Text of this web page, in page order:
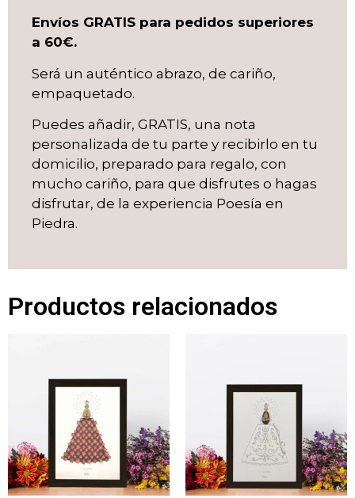
Envíos GRATIS para pedidos superiores
a 60€.
Será un auténtico abrazo, de cariño,
empaquetado.
Puedes añadir, GRATIS, una nota
personalizada de tu parte y recibirlo en tu
domicilio, preparado para regalo, con
mucho cariño, para que disfrutes o hagas
disfrutar, de la experiencia Poesía en
Piedra.
Productos relacionados